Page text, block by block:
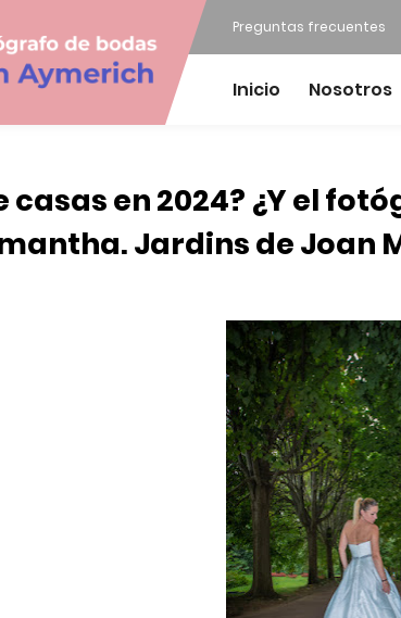
Preguntas frecuentes
Inicio Nosotros
casas en 2024? ¿Y el
Jardins de Joan